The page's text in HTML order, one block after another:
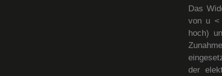
Das
von u <
hoch)
der